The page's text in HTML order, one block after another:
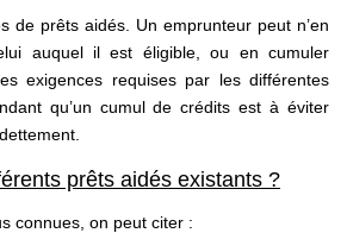
de prêts aidés. Un emprunteur peut n’en
auquel il est éligible, ou en cumuler
exigences requises par les différentes
qu’un cumul de crédits est à éviter
prêts aidés existants ?
connues, on peut citer :